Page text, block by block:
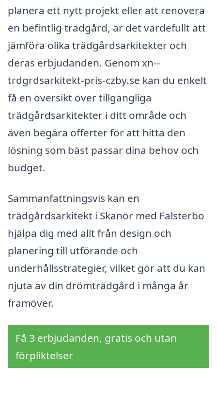
planera ett nytt projekt eller att renovera
en befintlig trädgård, är det värdefullt att
jämföra olika trädgårdsarkitekter och
deras erbjudanden. Genom xn--
trdgrdsarkitekt-pris-czby.se kan du enkelt
få en översikt över tillgängliga
trädgårdsarkitekter i ditt område och
även begära offerter för att hitta den
lösning som bäst passar dina behov och
budget.
Sammanfattningsvis kan en
trädgårdsarkitekt i Skanör med Falsterbo
hjälpa dig med allt från design och
planering till utförande och
underhållsstrategier, vilket gör att du kan
njuta av din drömträdgård i många år
framöver.
Få 3 erbjudanden, gratis och utan
förpliktelser